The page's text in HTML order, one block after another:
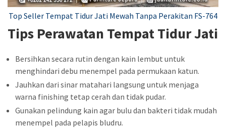
Top Seller Tempat Tidur Jati Mewah Tanpa Perakitan FS-764
Tips Perawatan Tempat Tidur Jati
Bersihkan secara rutin dengan kain lembut untuk
menghindari debu menempel pada permukaan katun.
Jauhkan dari sinar matahari langsung untuk menjaga
warna finishing tetap cerah dan tidak pudar.
Gunakan pelindung kain agar bulu dan bakteri tidak mudah
menempel pada pelapis bludru.